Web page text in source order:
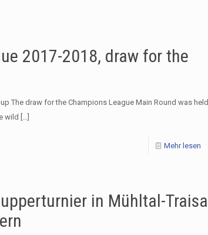
2017-2018, draw for the
The draw for the Champions League Main Round was held
wild
Mehr lesen
in Mühltal-Traisa